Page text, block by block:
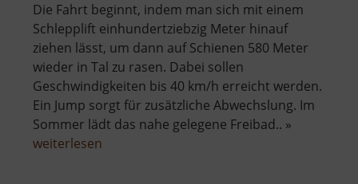
Die Fahrt beginnt, indem man sich mit einem
Schlepplift einhundertziebzig Meter hinauf
ziehen lässt, um dann auf Schienen 580 Meter
wieder in Tal zu rasen. Dabei sollen
Geschwindigkeiten bis 40 km/h erreicht werden.
Ein Jump sorgt für zusätzliche Abwechslung. Im
Sommer lädt das nahe gelegene Freibad.. »
weiterlesen